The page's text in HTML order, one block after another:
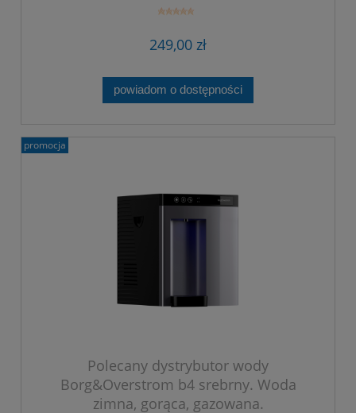
249,00 zł
powiadom o dostępności
Polecany dystrybutor wody
Borg&Overstrom b4 srebrny. Woda
zimna, gorąca, gazowana.
promocja